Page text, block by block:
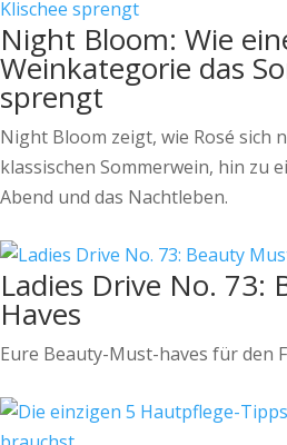
Night Bloom: Wie
Weinkategorie das
sprengt
Night Bloom zeigt, wie Rosé sich
klassischen Sommerwein, hin zu
Abend und das Nachtleben.
Ladies Drive No. 73:
Haves
Eure Beauty-Must-haves für den